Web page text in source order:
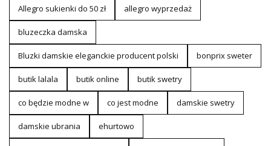
Allegro sukienki do 50 zł allegro wyprzedaż
bluzeczka damska
Bluzki damskie eleganckie producent polski bonprix sweter
butik lalala butik online butik swetry
co będzie modne w co jest modne damskie swetry
damskie ubrania ehurtowo